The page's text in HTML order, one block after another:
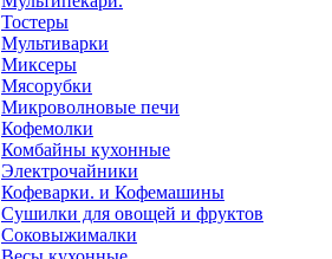
Тостеры
Мультиварки
Миксеры
Мясорубки
Микроволновые печи
Кофемолки
Комбайны кухонные
Электрочайники
Кофеварки. и Кофемашины
Сушилки для овощей и фруктов
Соковыжималки